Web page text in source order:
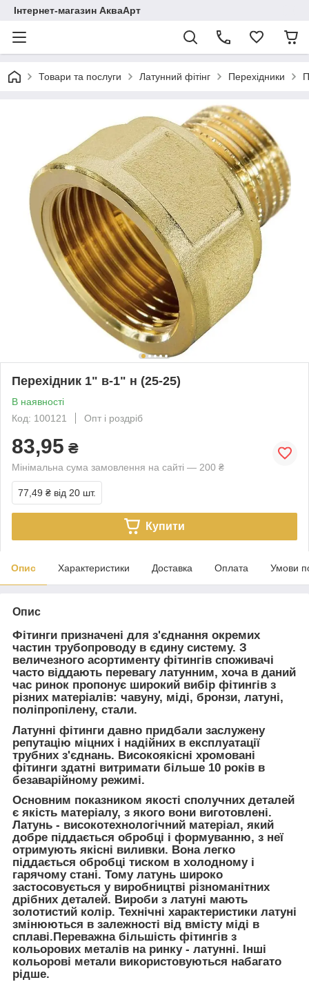
Інтернет-магазин АкваАрт
Товари та послуги Латунний фітінг Перехідники
Перехідник 1" в-1" н (25-25)
В наявності
Код: 100121
Опт і роздріб
83,95 ₴
Мінімальна сума замовлення на сайті — 200 ₴
77,49 ₴ від 20 шт.
Купити
Опис Характеристики Доставка Оплата Умови
Опис
Фітинги призначені для з'єднання окремих
частин трубопроводу в єдину систему. З
величезного асортименту фітингів споживачі
часто віддають перевагу латунним, хоча в даний
час ринок пропонує широкий вибір фітингів з
різних матеріалів: чавуну, міді, бронзи, латуні,
поліпропілену, стали.
Латунні фітинги давно придбали заслужену
репутацію міцних і надійних в експлуатації
трубних з'єднань. Високоякісні хромовані
фітинги здатні витримати більше 10 років в
безаварійному режимі.
Основним показником якості сполучних деталей
є якість матеріалу, з якого вони виготовлені.
Латунь - високотехнологічний матеріал, який
добре піддається обробці і формуванню, з неї
отримують якісні виливки. Вона легко
піддається обробці тиском в холодному і
гарячому стані. Тому латунь широко
застосовується у виробництві різноманітних
дрібних деталей. Вироби з латуні мають
золотистий колір. Технічні характеристики латуні
змінюються в залежності від вмісту міді в
сплаві.Переважна більшість фітингів з
кольорових металів на ринку - латунні. Інші
кольорові метали використовуються набагато
рідше.